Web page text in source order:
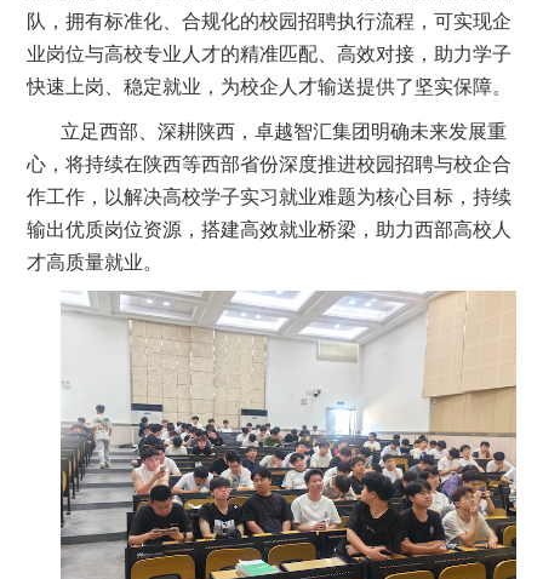
队，拥有标准化、合规化的校园招聘执行流程，可实现企
业岗位与高校专业人才的精准匹配、高效对接，助力学子
快速上岗、稳定就业，为校企人才输送提供了坚实保障。
立足西部、深耕陕西，卓越智汇集团明确未来发展重
心，将持续在陕西等西部省份深度推进校园招聘与校企合
作工作，以解决高校学子实习就业难题为核心目标，持续
输出优质岗位资源，搭建高效就业桥梁，助力西部高校人
才高质量就业。